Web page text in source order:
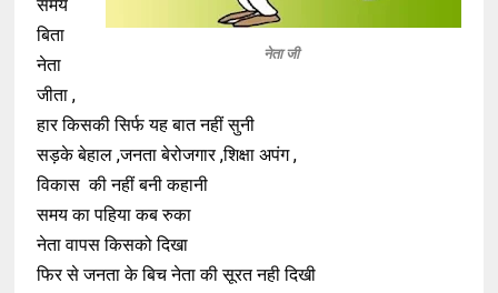
नेता जी
समय
बिता
नेता
जीता ,
हार किसकी सिर्फ यह बात नहीं सुनी
सड़के बेहाल ,जनता बेरोजगार ,शिक्षा अपंग ,
विकास की नहीं बनी कहानी
समय का पहिया कब रुका
नेता वापस किसको दिखा
फिर से जनता के बिच नेता की सूरत नही दिखी